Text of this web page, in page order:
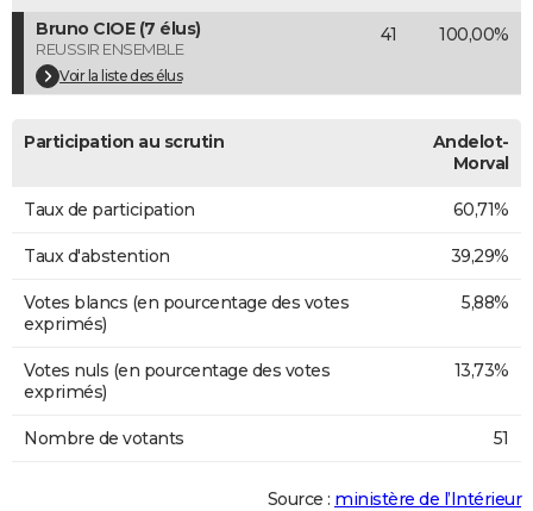
COPAINS D'AVANT
S'inscrire
Se connecter
Lycées
Collèges
Primaires
Universités
Entreprises
Service militaire
Avis de recherche
AVIS DE DÉCÈS
Bricolage
Television
Bruno CIOE (7 élus)
REUSSIR ENSEMBLE
Voir la liste des élus
41 100,00%
Participation au scrutin
Andelot-
Morval
Taux de participation 60,71%
Taux d'abstention 39,29%
Votes blancs (en pourcentage des votes
exprimés)
5,88%
Votes nuls (en pourcentage des votes
exprimés)
13,73%
Nombre de votants 51
Source : ministère de l’Intérieur